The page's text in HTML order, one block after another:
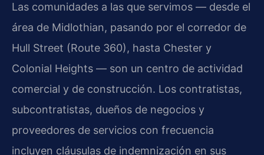
Las comunidades a las que servimos — desde el
área de Midlothian, pasando por el corredor de
Hull Street (Route 360), hasta Chester y
Colonial Heights — son un centro de actividad
comercial y de construcción. Los contratistas,
subcontratistas, dueños de negocios y
proveedores de servicios con frecuencia
incluyen cláusulas de indemnización en sus